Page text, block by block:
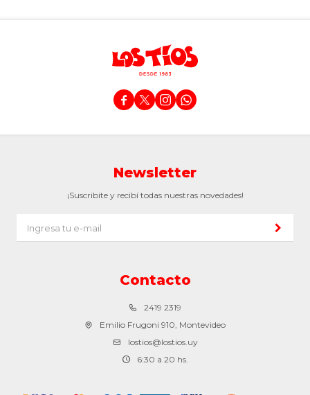
   
Contacto
2419 2319
Emilio Frugoni 910, Montevideo
lostios@lostios.uy
6:30 a 20 hs.
Newsletter
¡Suscribite y recibí todas nuestras novedades!